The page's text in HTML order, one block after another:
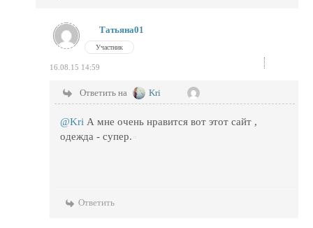
Татьяна01
Участник
16.08.15 14:59
Ответить на Kri
@Kri А мне очень нравится вот этот сайт ,
одежда - супер.
Ответить